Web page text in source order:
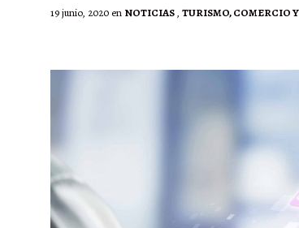
19 junio, 2020 en NOTICIAS, TURISMO, COMERCIO